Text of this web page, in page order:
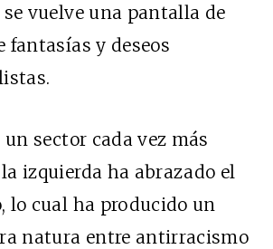
vuelve una pantalla de
fantasías y deseos
sector cada vez más
izquierda ha abrazado el
lo cual ha producido un
natura entre antirracismo